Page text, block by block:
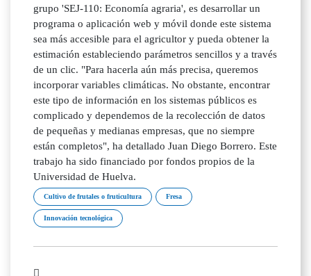
grupo 'SEJ-110: Economía agraria', es desarrollar un
programa o aplicación web y móvil donde este sistema
sea más accesible para el agricultor y pueda obtener la
estimación estableciendo parámetros sencillos y a través
de un clic. "Para hacerla aún más precisa, queremos
incorporar variables climáticas. No obstante, encontrar
este tipo de información en los sistemas públicos es
complicado y dependemos de la recolección de datos
de pequeñas y medianas empresas, que no siempre
están completos", ha detallado Juan Diego Borrero. Este
trabajo ha sido financiado por fondos propios de la
Universidad de Huelva.
Cultivo de frutales o fruticultura Fresa
Innovación tecnológica